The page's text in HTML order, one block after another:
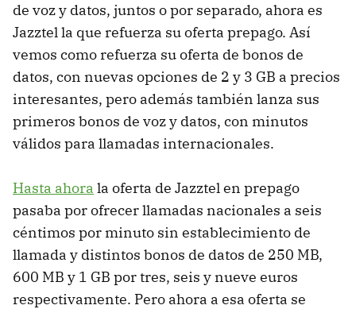
de voz y datos, juntos o por separado, ahora es
Jazztel la que refuerza su oferta prepago. Así
vemos como refuerza su oferta de bonos de
datos, con nuevas opciones de 2 y 3 GB a precios
interesantes, pero además también lanza sus
primeros bonos de voz y datos, con minutos
válidos para llamadas internacionales.
Hasta ahora la oferta de Jazztel en prepago
pasaba por ofrecer llamadas nacionales a seis
céntimos por minuto sin establecimiento de
llamada y distintos bonos de datos de 250 MB,
600 MB y 1 GB por tres, seis y nueve euros
respectivamente. Pero ahora a esa oferta se